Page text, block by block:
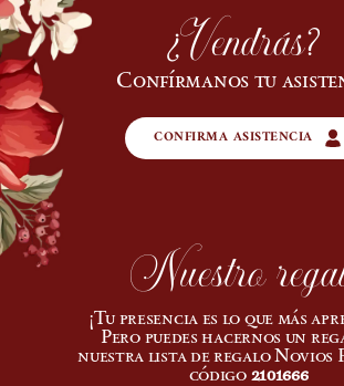
¿Vendrás?
Confírmanos tu
CONFIRMA ASISTENCIA
Nuestro
¡Tu presencia es lo que más
Pero puedes hacernos un
nuestra lista de regalo Novios
código 2101666